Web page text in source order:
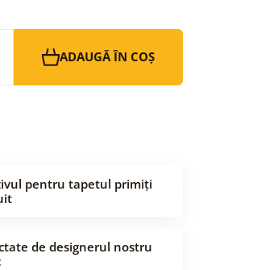
ADAUGĂ ÎN COȘ
pentru tapetul primiți
de designerul nostru